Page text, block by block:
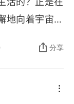
地向着宇宙深
在人类的有生
白费了？这种
分享